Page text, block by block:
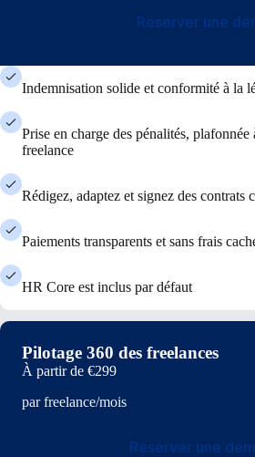
Réserver une
Indemnisation solide et conformité à la
Prise en charge des pénalités,
freelance
Rédigez, adaptez et signez des contrats
Paiements transparents et sans frais
HR Core est inclus par défaut
Pilotage 360 des freelances
À partir de €299
par freelance/mois
Réserver une